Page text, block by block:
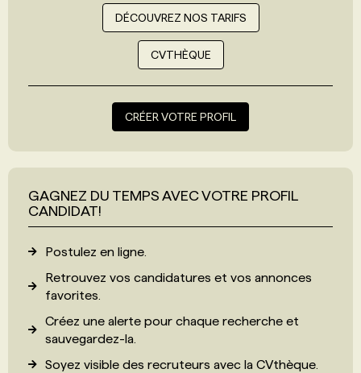
DÉCOUVREZ NOS TARIFS
CVTHÈQUE
CRÉER VOTRE PROFIL
GAGNEZ DU TEMPS AVEC VOTRE PROFIL
CANDIDAT!
Postulez en ligne.
Retrouvez vos candidatures et vos annonces
favorites.
Créez une alerte pour chaque recherche et
sauvegardez-la.
Soyez visible des recruteurs avec la CVthèque